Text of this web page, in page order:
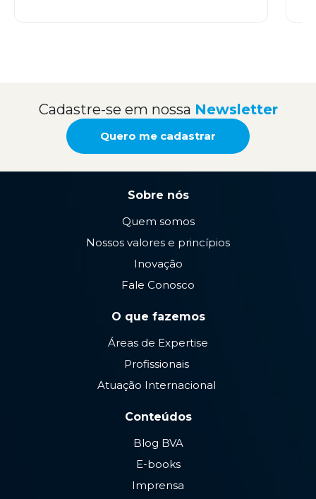
Cadastre-se em nossa Newsletter
Quero me cadastrar
Sobre nós
Quem somos
Nossos valores e princípios
Inovação
Fale Conosco
O que fazemos
Áreas de Expertise
Profissionais
Atuação Internacional
Conteúdos
Blog BVA
E-books
Imprensa